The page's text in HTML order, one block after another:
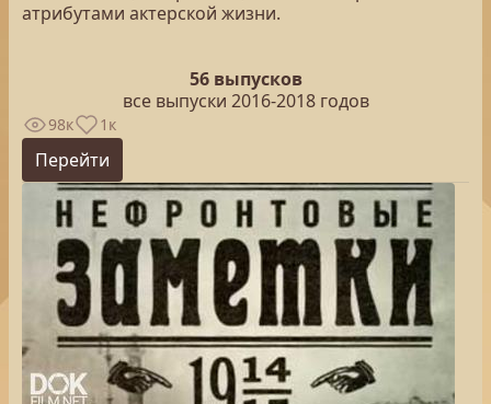
атрибутами актерской жизни.
56 выпусков
все выпуски 2016-2018 годов
98к 1к
Перейти